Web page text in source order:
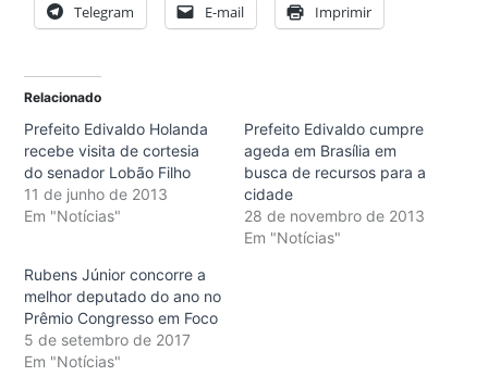
Telegram E-mail Imprimir
Relacionado
Prefeito Edivaldo Holanda
recebe visita de cortesia
do senador Lobão Filho
11 de junho de 2013
Em "Notícias"
Prefeito Edivaldo cumpre
ageda em Brasília em
busca de recursos para a
cidade
28 de novembro de 2013
Em "Notícias"
Rubens Júnior concorre a
melhor deputado do ano no
Prêmio Congresso em Foco
5 de setembro de 2017
Em "Notícias"